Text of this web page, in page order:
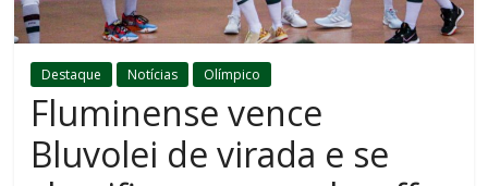
Destaque Notícias Olímpico
Fluminense vence
Bluvolei de virada e se